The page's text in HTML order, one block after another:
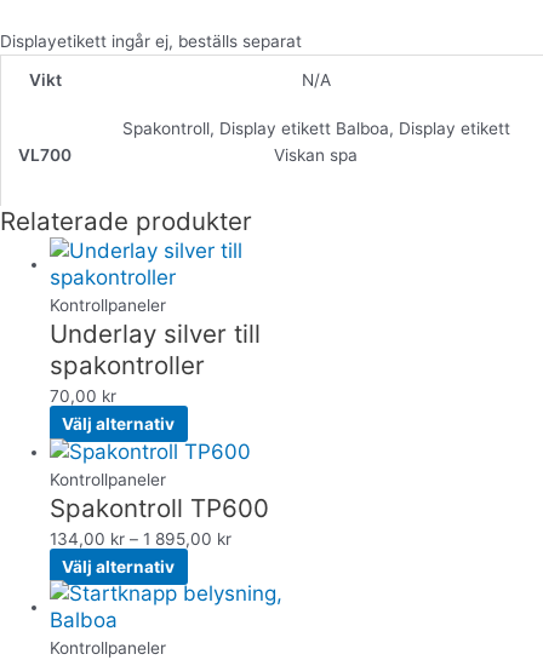
Displayetikett ingår ej, beställs separat
Vikt
N/A
VL700
Spakontroll, Display etikett Balboa, Display etikett
Viskan spa
Relaterade produkter
Kontrollpaneler
Underlay silver till
spakontroller
70,00 kr
Välj alternativ
Kontrollpaneler
Spakontroll TP600
134,00 kr – 1 895,00 kr
Välj alternativ
Kontrollpaneler